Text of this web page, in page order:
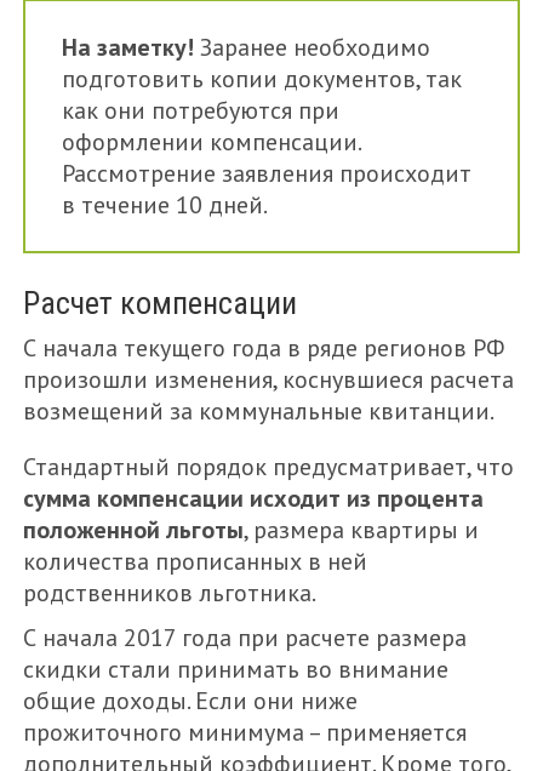
На заметку! Заранее необходимо
подготовить копии документов, так
как они потребуются при
оформлении компенсации.
Рассмотрение заявления происходит
в течение 10 дней.
Расчет компенсации
С начала текущего года в ряде регионов РФ
произошли изменения, коснувшиеся расчета
возмещений за коммунальные квитанции.
Стандартный порядок предусматривает, что
сумма компенсации исходит из процента
положенной льготы, размера квартиры и
количества прописанных в ней
родственников льготника.
С начала 2017 года при расчете размера
скидки стали принимать во внимание
общие доходы. Если они ниже
прожиточного минимума – применяется
дополнительный коэффициент. Кроме того,